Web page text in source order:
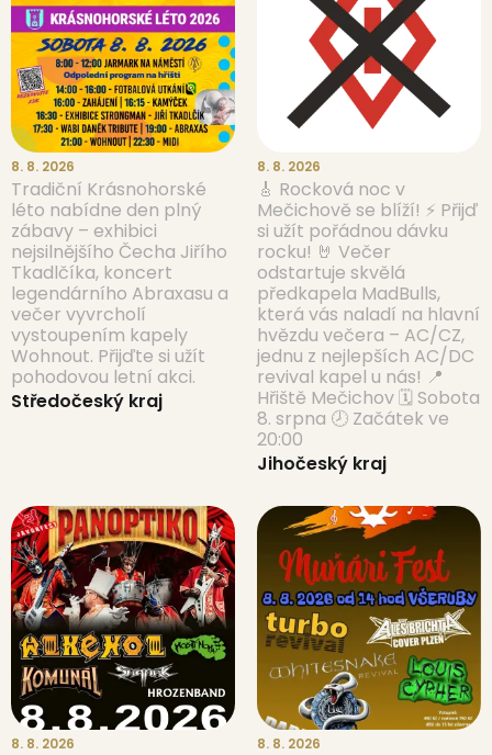
8. 8. 2026
Tradiční Krásnohorské
léto nabídne den plný
zábavy – exhibici
nejsilnějšího Čecha Jiřího
Tkadlčíka, koncert
legendárního Abraxasu a
večer vyvrcholí
vystoupením kapely
Wohnout. Přijďte si užít
pohodovou letní akci.
Středočeský kraj
8. 8. 2026
🎸 Rocková noc v
Mečichově se blíží! ⚡ Přijď
si užít pořádnou dávku
rocku! 🤘 Večer
odstartuje skvělá
předkapela MadBulls,
která vás naladí na hlavní
hvězdu večera – AC/CZ,
jednu z nejlepších AC/DC
revival kapel u nás! 📍
Hřiště Mečichov 🗓 Sobota
8. srpna 🕗 Začátek ve
20:00
Jihočeský kraj
8. 8. 2026 8. 8. 2026